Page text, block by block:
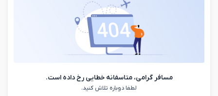
مسافر گرامی، متاسفانه خطایی رخ داده است.
لطفا دوباره تلاش کنید.